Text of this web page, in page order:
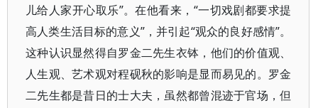
儿给人家开心取乐”。在他看来，“一切戏剧都要求提
高人类生活目标的意义”，并引起“观众的良好感情”。
这种认识显然得自罗金二先生衣钵，他们的价值观、
人生观、艺术观对程砚秋的影响是显而易见的。罗金
二先生都是昔日的士大夫，虽然都曾混迹于官场，但